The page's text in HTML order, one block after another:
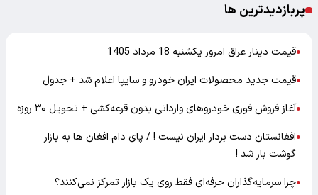
پربازدیدترین ها
●قیمت دینار عراق امروز یکشنبه 18 مرداد 1405
●قیمت جدید محصولات ایران خودرو و سایپا اعلام شد + جدول
●آغاز فروش فوری خودروهای وارداتی بدون قرعه‌کشی + تحویل ۳۰ روزه
●افغانستان دست بردار ایران نیست ! / پای دام افغان ها به بازار
گوشت باز شد !
●چرا سرمایه‌گذاران حرفه‌ای فقط روی یک بازار تمرکز نمی‌کنند؟